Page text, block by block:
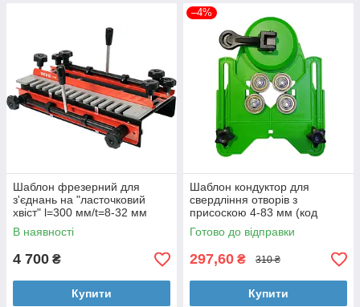
Шаблон фрезерний для
з'єднань на "ласточковий
хвіст" l=300 мм/t=8-32 мм
Yato YT-44085
В наявності
4 700 ₴
Купити
–4%
Шаблон кондуктор для
свердління отворів з
присоскою 4-83 мм (код
08054)
Готово до відправки
297,60 ₴ 310 ₴
Купити